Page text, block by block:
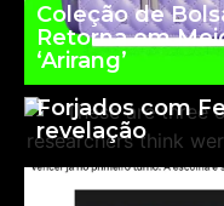
Coleção de
Retorna em
‘Arirang’
Anéis da Grécia
Forjados com
revelação